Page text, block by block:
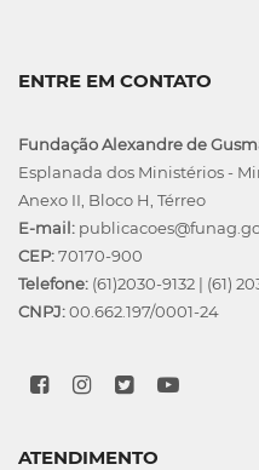
ENTRE EM CONTATO
Fundação Alexandre de
Esplanada dos Ministérios -
Anexo II, Bloco H, Térreo
E-mail:
CEP:70170-900
Telefone: (61)2030-9132 | (61)
CNPJ:00.662.197/0001-24
ATENDIMENTO